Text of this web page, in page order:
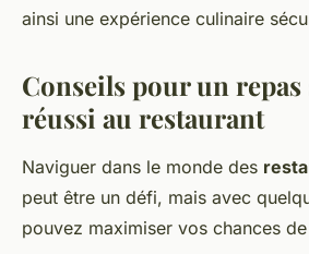
ainsi une expérience culinaire
Conseils pour un repas
réussi au restaurant
Naviguer dans le monde des
peut être un défi, mais avec
pouvez maximiser vos chances